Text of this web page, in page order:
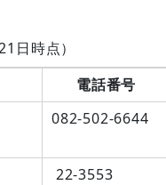
日時点）
電話番号
082-502-6644
22-3553